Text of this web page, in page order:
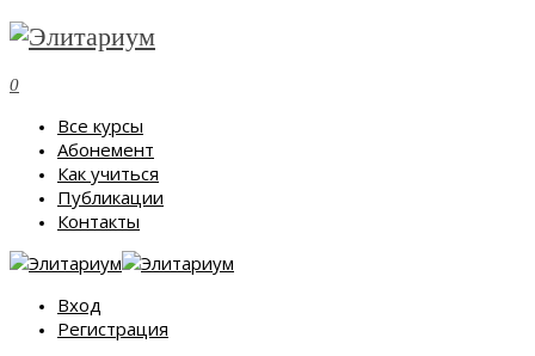
0
Все курсы
Абонемент
Как учиться
Публикации
Контакты
Вход
Регистрация